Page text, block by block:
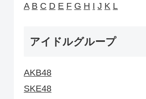
A B C D E F G H I J K L
アイドルグループ
AKB48
SKE48